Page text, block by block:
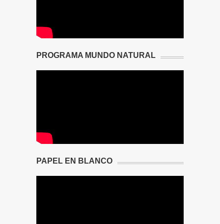
PROGRAMA MUNDO NATURAL
PAPEL EN BLANCO